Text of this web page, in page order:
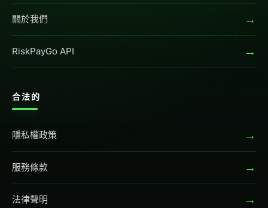
關於我們 →
RiskPayGo API →
合法的
隱私權政策 →
服務條款 →
法律聲明 →